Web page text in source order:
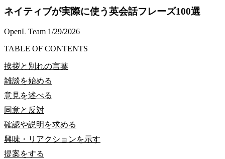
ネイティブが実際に使う英会話フレーズ100選
OpenL Team 1/29/2026
TABLE OF CONTENTS
挨拶と別れの言葉
雑談を始める
意見を述べる
同意と反対
確認や説明を求める
興味・リアクションを示す
提案をする